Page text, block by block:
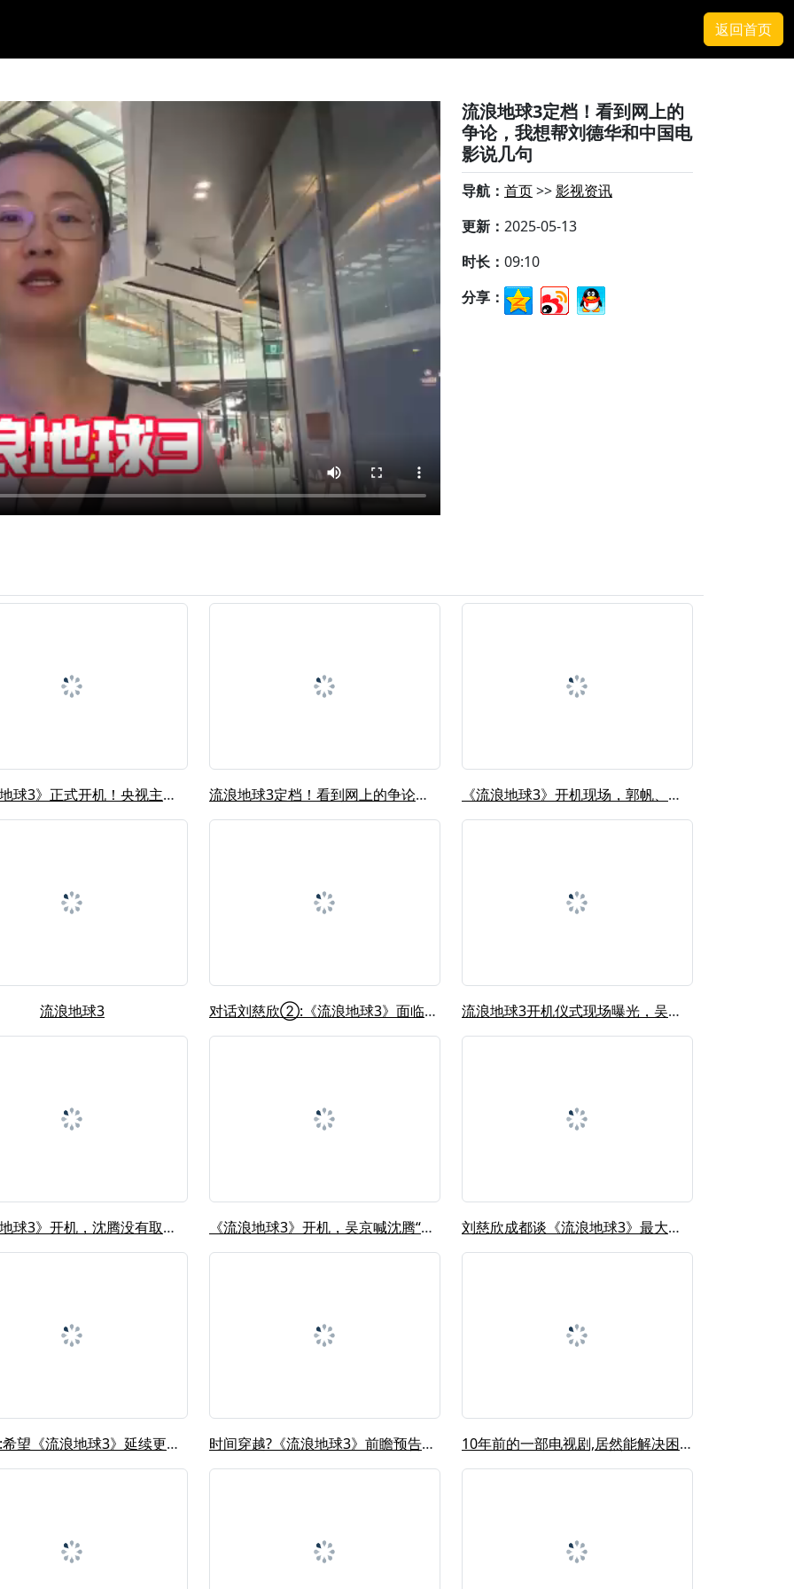
返回首页
流浪地球3定档！看到网上的
争论，我想帮刘德华和中国电
影说几句
导航： 首页>>影视资讯
更新： 2025-05-13
时长： 09:10
分享：
《流浪地球3》正式开机！央视主播邹韵... 流浪地球3定档！看到网上的争论，我想... 《流浪地球3》开机现场，郭帆、吴京、...
流浪地球3 对话刘慈欣②:《流浪地球3》面临巨大... 流浪地球3开机仪式现场曝光，吴京沈腾...
《流浪地球3》开机，沈腾没有取代刘德... 《流浪地球3》开机，吴京喊沈腾“沈叔... 刘慈欣成都谈《流浪地球3》最大挑战:...
江逐浪:希望《流浪地球3》延续更多的... 时间穿越?《流浪地球3》前瞻预告解析... 10年前的一部电视剧,居然能解决困扰...